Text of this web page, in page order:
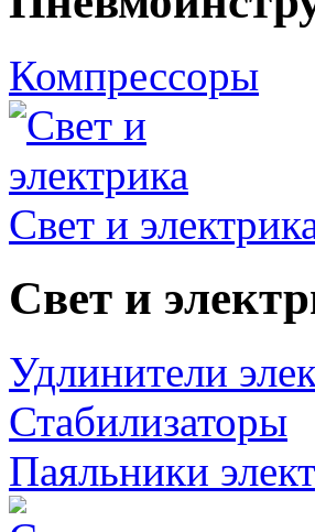
Компрессоры
Свет и
Свет и
Удлинители
Стабилизаторы
Паяльники